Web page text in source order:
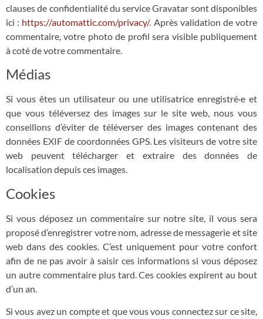
clauses de confidentialité du service Gravatar sont disponibles
ici : https://automattic.com/privacy/. Après validation de votre
commentaire, votre photo de profil sera visible publiquement
à coté de votre commentaire.
Médias
Si vous êtes un utilisateur ou une utilisatrice enregistré·e et
que vous téléversez des images sur le site web, nous vous
conseillons d’éviter de téléverser des images contenant des
données EXIF de coordonnées GPS. Les visiteurs de votre site
web peuvent télécharger et extraire des données de
localisation depuis ces images.
Cookies
Si vous déposez un commentaire sur notre site, il vous sera
proposé d’enregistrer votre nom, adresse de messagerie et site
web dans des cookies. C’est uniquement pour votre confort
afin de ne pas avoir à saisir ces informations si vous déposez
un autre commentaire plus tard. Ces cookies expirent au bout
d’un an.
Si vous avez un compte et que vous vous connectez sur ce site,